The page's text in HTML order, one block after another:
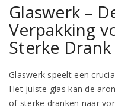
Glaswerk –
Verpakking
Sterke Drank
Glaswerk speelt een
Het juiste glas kan de
of sterke dranken naar